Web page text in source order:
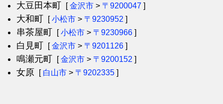
大豆田本町 [金沢市 > 〒9200047 ]
大和町 [小松市 > 〒9230952 ]
串茶屋町 [小松市 > 〒9230966 ]
白見町 [金沢市 > 〒9201126 ]
鳴瀬元町 [金沢市 > 〒9200152 ]
女原 [ 白山市 > 〒9202335 ]